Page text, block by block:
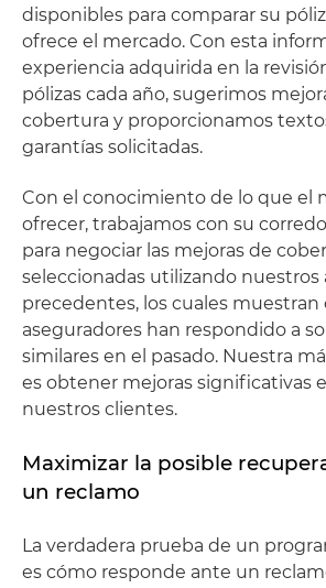
disponibles para comparar su
ofrece el mercado. Con esta
experiencia adquirida en la
pólizas cada año, sugerimos
cobertura y proporcionamos
garantías solicitadas.
Con el conocimiento de lo que el
ofrecer, trabajamos con su
para negociar las mejoras de
seleccionadas utilizando nuestros
precedentes, los cuales muestran
aseguradores han respondido a
similares en el pasado. Nuestra
es obtener mejoras significativas
nuestros clientes.
Maximizar la posible
un reclamo
La verdadera prueba de un
es cómo responde ante un